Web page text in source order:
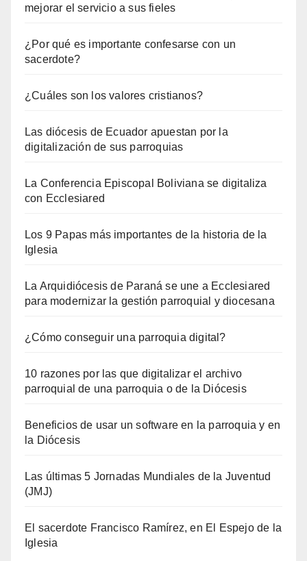
mejorar el servicio a sus fieles
¿Por qué es importante confesarse con un
sacerdote?
¿Cuáles son los valores cristianos?
Las diócesis de Ecuador apuestan por la
digitalización de sus parroquias
La Conferencia Episcopal Boliviana se digitaliza
con Ecclesiared
Los 9 Papas más importantes de la historia de la
Iglesia
La Arquidiócesis de Paraná se une a Ecclesiared
para modernizar la gestión parroquial y diocesana
¿Cómo conseguir una parroquia digital?
10 razones por las que digitalizar el archivo
parroquial de una parroquia o de la Diócesis
Beneficios de usar un software en la parroquia y en
la Diócesis
Las últimas 5 Jornadas Mundiales de la Juventud
(JMJ)
El sacerdote Francisco Ramírez, en El Espejo de la
Iglesia